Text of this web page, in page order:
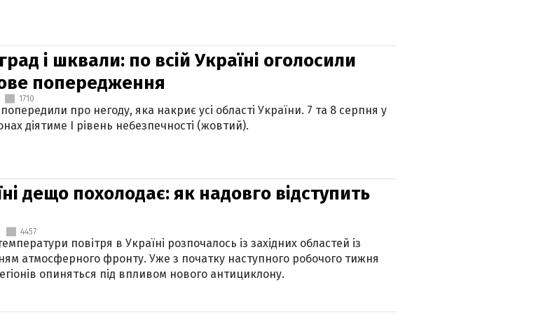
і шквали: по всій Україні оголосили
попередження
1710
про негоду, яка накриє усі області України. 7 та 8 серпня у
діятиме І рівень небезпечності (жовтий).
дещо похолодає: як надовго відступить
4457
повітря в Україні розпочалось із західних областей із
атмосферного фронту. Уже з початку наступного робочого тижня
опиняться під впливом нового антициклону.